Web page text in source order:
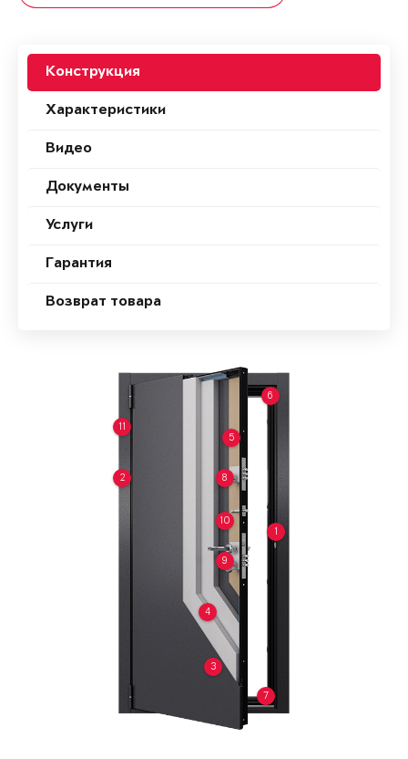
Конструкция
Характеристики
Видео
Документы
Услуги
Гарантия
Возврат товара
1
2
3
4
5
6
7
8
9
10
11